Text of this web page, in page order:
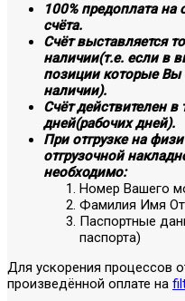
100% предоплата
счёта.
Счёт выставляется
наличии(т.е. если в
позиции которые Вы
наличии).
Счёт действителен в
дней(рабочих дней).
При отгрузке на
отгрузочной
необходимо:
Номер Вашего
Фамилия Имя
Паспортные
паспорта)
Для ускорения процессов
произведённой оплате на